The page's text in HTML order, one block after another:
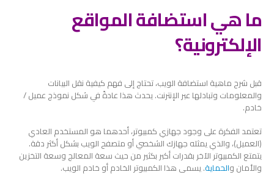
ما هي استضافة المواقع
الإلكترونية؟
قبل شرح ماهية استضافة الويب، تحتاج إلى فهم كيفية نقل البيانات
والمعلومات وتبادلها عبر الإنترنت. يحدث هذا عادةً في شكل نموذج عميل /
خادم.
تعتمد الفكرة على وجود جهازي كمبيوتر، أحدهما هو المستخدم العادي
(العميل)، والذي يمثله جهازك الشخصي أو متصفح الويب بشكل أكثر دقة.
يتمتع الكمبيوتر الآخر بقدرات أكبر بكثير من حيث سعة المعالج وسعة التخزين
والأمان والحماية. يسمى هذا الكمبيوتر الخادم أو خادم الويب.